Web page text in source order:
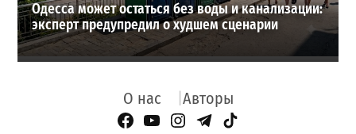
Одесса может остаться без воды и канализации:
эксперт предупредил о худшем сценарии
О нас Авторы
Facebook Page
YouTube
Instagram
Telegram
TikTok